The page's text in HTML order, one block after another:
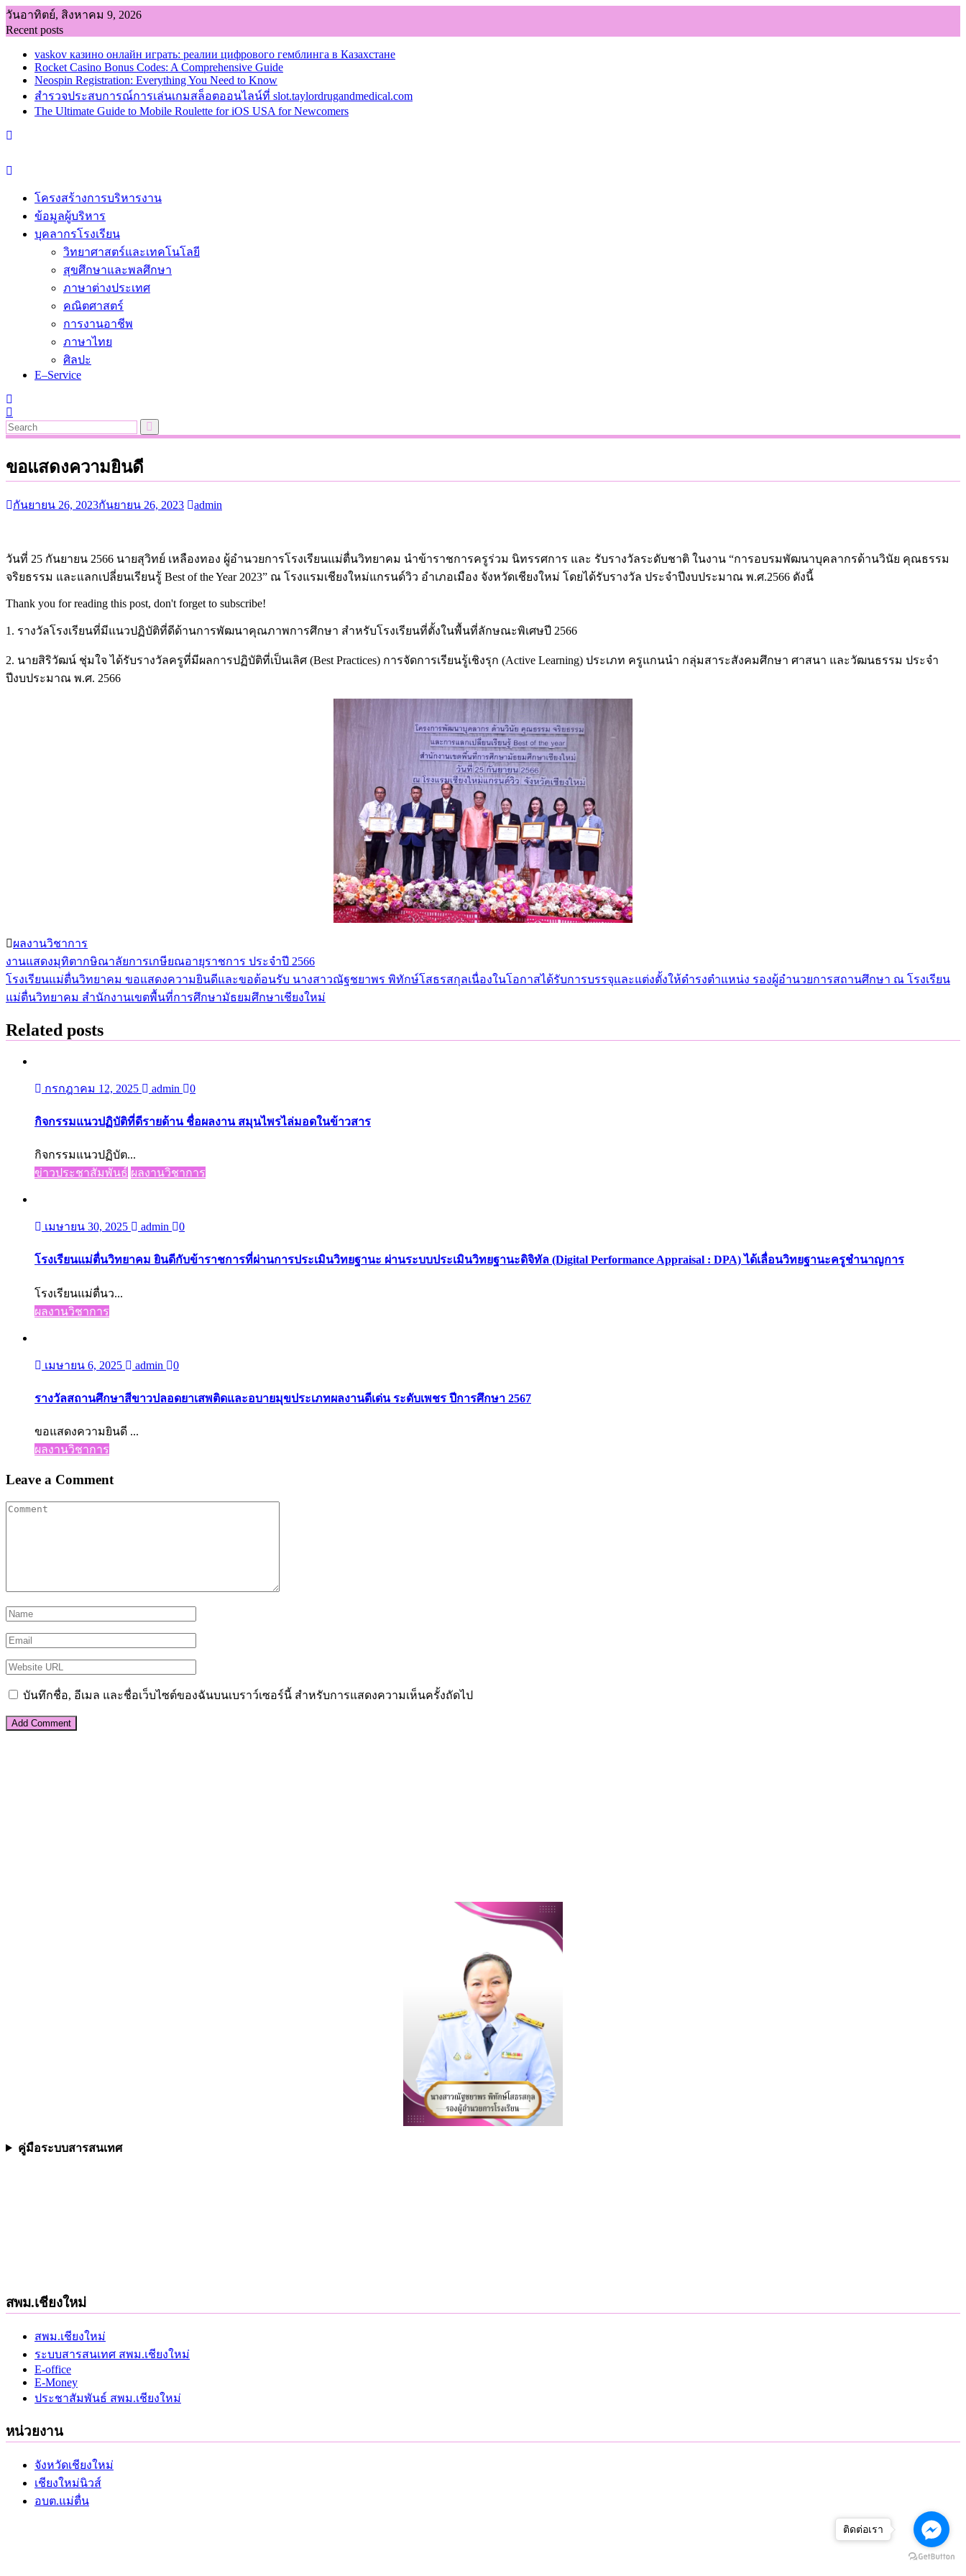
Skip
to
content
วันอาทิตย์, สิงหาคม 9, 2026
Recent posts
vaskov казино онлайн играть: реалии цифрового гемблинга в Казахстане
Rocket Casino Bonus Codes: A Comprehensive Guide
Neospin Registration: Everything You Need to Know
สำรวจประสบการณ์การเล่นเกมสล็อตออนไลน์ที่ slot.taylordrugandmedical.com
The Ultimate Guide to Mobile Roulette for iOS USA for Newcomers
โครงสร้างการบริหารงาน
ข้อมูลผู้บริหาร
บุคลากรโรงเรียน
วิทยาศาสตร์และเทคโนโลยี
สุขศึกษาและพลศึกษา
ภาษาต่างประเทศ
คณิตศาสตร์
การงานอาชีพ
ภาษาไทย
ศิลปะ
E–Service
ขอแสดงความยินดี
กันยายน 26, 2023กันยายน 26, 2023 admin
วันที่ 25 กันยายน 2566 นายสุวิทย์ เหลืองทอง ผู้อำนวยการโรงเรียนแม่ตื่นวิทยาคม นำข้าราชการครูร่วม นิทรรศการ และ รับรางวัลระดับชาติ ในงาน “การอบรมพัฒนาบุคลากรด้านวินัย คุณธรรม
จริยธรรม และแลกเปลี่ยนเรียนรู้ Best of the Year 2023” ณ โรงแรมเชียงใหม่แกรนด์วิว อำเภอเมือง จังหวัดเชียงใหม่ โดยได้รับรางวัล ประจำปีงบประมาณ พ.ศ.2566 ดังนี้
Thank you for reading this post, don't forget to subscribe!
1. รางวัลโรงเรียนที่มีแนวปฏิบัติที่ดีด้านการพัฒนาคุณภาพการศึกษา สำหรับโรงเรียนที่ตั้งในพื้นที่ลักษณะพิเศษปี 2566
2. นายสิริวัฒน์ ชุ่มใจ ได้รับรางวัลครูที่มีผลการปฏิบัติที่เป็นเลิศ (Best Practices) การจัดการเรียนรู้เชิงรุก (Active Learning) ประเภท ครูแกนนำ กลุ่มสาระสังคมศึกษา ศาสนา และวัฒนธรรม ประจำ
ปีงบประมาณ พ.ศ. 2566
ผลงานวิชาการ
แนะแนว
เรื่อง
งานแสดงมุทิตากษิณาลัยการเกษียณอายุราชการ ประจำปี 2566
โรงเรียนแม่ตื่นวิทยาคม ขอแสดงความยินดีและขอต้อนรับ นางสาวณัฐชยาพร พิทักษ์โสธรสกุลเนื่องในโอกาสได้รับการบรรจุและแต่งตั้งให้ดำรงตำแหน่ง รองผู้อำนวยการสถานศึกษา ณ โรงเรียน
แม่ตื่นวิทยาคม สำนักงานเขตพื้นที่การศึกษามัธยมศึกษาเชียงใหม่
Related posts
กรกฎาคม 12, 2025 admin 0
กิจกรรมแนวปฏิบัติที่ดีรายด้าน ชื่อผลงาน สมุนไพรไล่มอดในข้าวสาร
กิจกรรมแนวปฏิบัต...
ข่าวประชาสัมพันธ์ ผลงานวิชาการ
เมษายน 30, 2025 admin 0
โรงเรียนแม่ตื่นวิทยาคม ยินดีกับข้าราชการที่ผ่านการประเมินวิทยฐานะ ผ่านระบบประเมินวิทยฐานะดิจิทัล (Digital Performance Appraisal : DPA) ได้เลื่อนวิทยฐานะครูชำนาญการ
โรงเรียนแม่ตื่นว...
ผลงานวิชาการ
เมษายน 6, 2025 admin 0
รางวัลสถานศึกษาสีขาวปลอดยาเสพติดและอบายมุขประเภทผลงานดีเด่น ระดับเพชร ปีการศึกษา 2567
ขอแสดงความยินดี ...
ผลงานวิชาการ
Leave a Comment
บันทึกชื่อ, อีเมล และชื่อเว็บไซต์ของฉันบนเบราว์เซอร์นี้ สำหรับการแสดงความเห็นครั้งถัดไป
คู่มือระบบสารสนเทศ
สพม.เชียงใหม่
สพม.เชียงใหม่
ระบบสารสนเทศ สพม.เชียงใหม่
E-office
E-Money
ประชาสัมพันธ์ สพม.เชียงใหม่
หน่วยงาน
จังหวัดเชียงใหม่
เชียงใหม่นิวส์
อบต.แม่ตื่น
ติดต่อเรา